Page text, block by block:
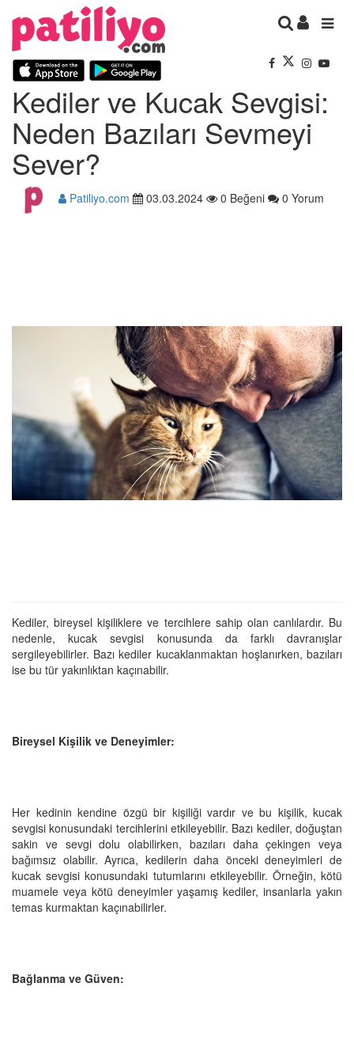
Kediler ve Kucak Sevgisi:
Neden Bazıları Sevmeyi
Sever?
Patiliyo.com 03.03.2024 0 Beğeni 0 Yorum
Kediler, bireysel kişiliklere ve tercihlere sahip olan canlılardır. Bu
nedenle, kucak sevgisi konusunda da farklı davranışlar
sergileyebilirler. Bazı kediler kucaklanmaktan hoşlanırken, bazıları
ise bu tür yakınlıktan kaçınabilir.
Bireysel Kişilik ve Deneyimler:
Her kedinin kendine özgü bir kişiliği vardır ve bu kişilik, kucak
sevgisi konusundaki tercihlerini etkileyebilir. Bazı kediler, doğuştan
sakin ve sevgi dolu olabilirken, bazıları daha çekingen veya
bağımsız olabilir. Ayrıca, kedilerin daha önceki deneyimleri de
kucak sevgisi konusundaki tutumlarını etkileyebilir. Örneğin, kötü
muamele veya kötü deneyimler yaşamış kediler, insanlarla yakın
temas kurmaktan kaçınabilirler.
Bağlanma ve Güven: